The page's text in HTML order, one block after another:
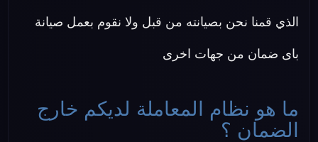
الذي قمنا نحن بصيانته من قبل ولا نقوم بعمل صيانة
باى ضمان من جهات اخرى
ما هو نظام المعاملة لديكم خارج
الضمان ؟